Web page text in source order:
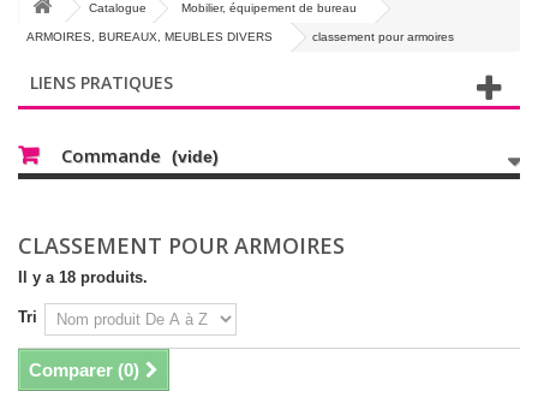
Catalogue Mobilier, équipement de bureau
ARMOIRES, BUREAUX, MEUBLES DIVERS classement pour armoires
LIENS PRATIQUES
Commande (vide)
CLASSEMENT POUR ARMOIRES
Il y a 18 produits.
Tri
Comparer (0)